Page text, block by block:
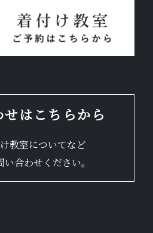
はこちらから
教室についてなど
合わせください。